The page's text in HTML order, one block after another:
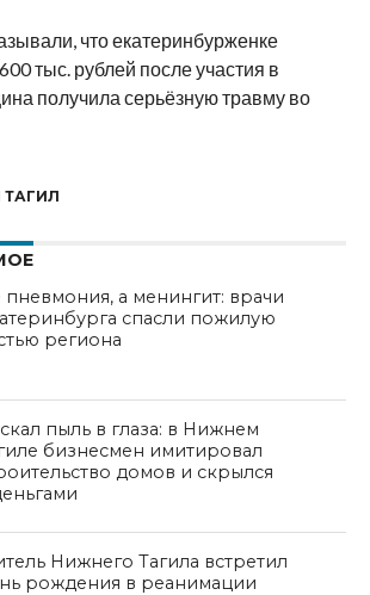
что екатеринбурженке
тыс. рублей после участия в
получила серьёзную травму во
пневмония, а менингит: врачи
спасли пожилую
региона
пыль в глаза: в Нижнем
бизнесмен имитировал
домов и скрылся
Нижнего Тагила встретил
рождения в реанимации